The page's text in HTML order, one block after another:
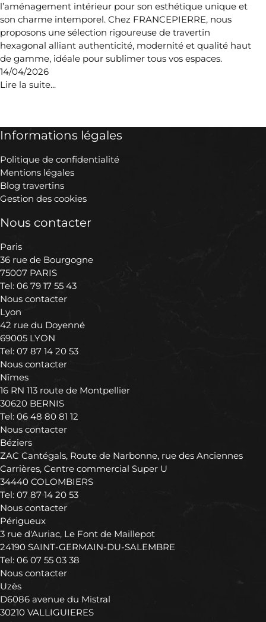
l’aménagement intérieur pour son esthétique unique et
son charme intemporel. Chez FRANCEPIERRE, nous
proposons une sélection rigoureuse de travertin
hexagonal alliant authenticité, modernité et qualité haut
de gamme, idéale pour sublimer tous vos espaces.
14/04/2026
Lire la suite...
Informations légales
Politique de confidentialité
Mentions légales
Blog travertins
Gestion des cookies
Nous contacter
Paris
36 rue de Bourgogne
75007 PARIS
Tel: 06 79 17 55 43
Nous contacter
Lyon
42 rue du Doyenné
69005 LYON
Tel: 07 87 14 20 53
Nous contacter
Nîmes
16 RN 113 route de Montpellier
30620 BERNIS
Tel: 06 48 80 81 12
Nous contacter
Béziers
ZAC Cantégals, Route de Narbonne, rue des Anciennes
Carrières, Centre commercial Super U
34440 COLOMBIERS
Tel: 07 87 14 20 53
Nous contacter
Périgueux
3 rue d'Auriac, Le Font de Maillepot
24190 SAINT-GERMAIN-DU-SALEMBRE
Tel: 06 07 55 03 38
Nous contacter
Uzès
D6086 avenue du Mistral
30210 VALLIGUIERES